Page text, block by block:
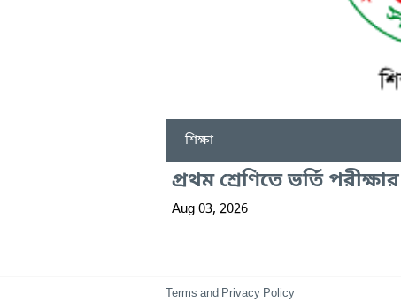
শিক্ষা
প্রথম শ্রেণিতে ভর্তি
Aug 03, 2026
Terms and Privacy Policy